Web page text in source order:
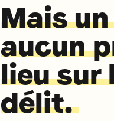
Mais
aucun
lieu sur
délit.